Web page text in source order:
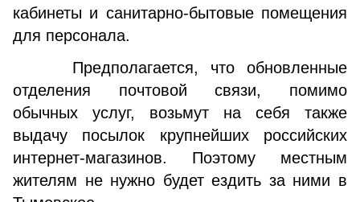
кабинеты и санитарно-бытовые помещения
для персонала.
Предполагается, что обновленные
отделения почтовой связи, помимо
обычных услуг, возьмут на себя также
выдачу посылок крупнейших российских
интернет-магазинов. Поэтому местным
жителям не нужно будет ездить за ними в